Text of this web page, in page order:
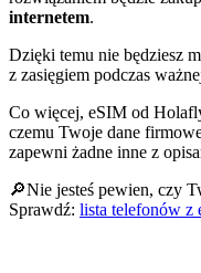
internetem.
Dzięki temu nie będziesz
z zasięgiem podczas
Co więcej, eSIM od
czemu Twoje dane
zapewni żadne inne z
🔎Nie jesteś pewien, czy
Sprawdź: lista telefonów z